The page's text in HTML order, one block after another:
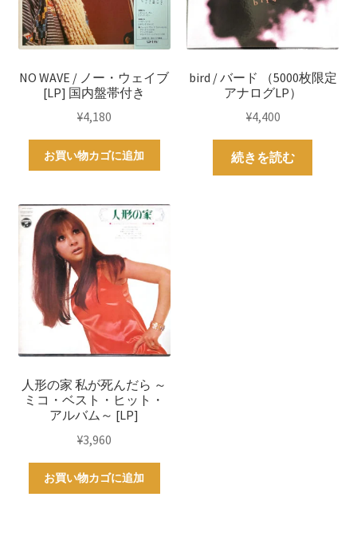
NO WAVE / ノー・ウェイブ
[LP] 国内盤帯付き
¥4,180
お買い物カゴに追加
bird / バード （5000枚限定
アナログLP）
¥4,400
続きを読む
人形の家 私が死んだら ～
ミコ・ベスト・ヒット・
アルバム～ [LP]
¥3,960
お買い物カゴに追加